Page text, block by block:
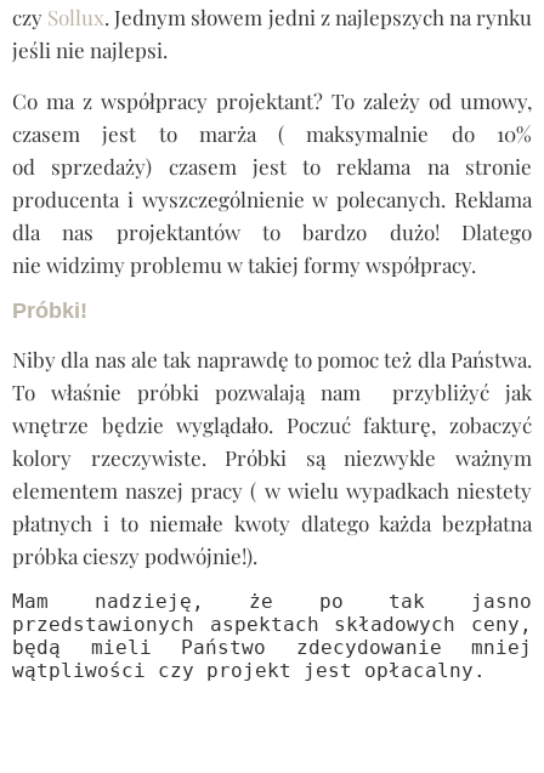
czy Sollux. Jednym słowem jedni z najlepszych na rynku
jeśli nie najlepsi.
Co ma z współpracy projektant? To zależy od umowy,
czasem jest to marża ( maksymalnie do 10%
od sprzedaży) czasem jest to reklama na stronie
producenta i wyszczególnienie w polecanych. Reklama
dla nas projektantów to bardzo dużo! Dlatego
nie widzimy problemu w takiej formy współpracy.
Próbki!
Niby dla nas ale tak naprawdę to pomoc też dla Państwa.
To właśnie próbki pozwalają nam
przybliżyć jak
wnętrze będzie wyglądało. Poczuć fakturę, zobaczyć
kolory rzeczywiste. Próbki są niezwykle ważnym
elementem naszej pracy ( w wielu wypadkach niestety
płatnych i to niemałe kwoty dlatego każda bezpłatna
próbka cieszy podwójnie!).
Mam nadzieję, że po tak jasno
przedstawionych aspektach składowych ceny,
będą mieli Państwo zdecydowanie mniej
wątpliwości czy projekt jest opłacalny.